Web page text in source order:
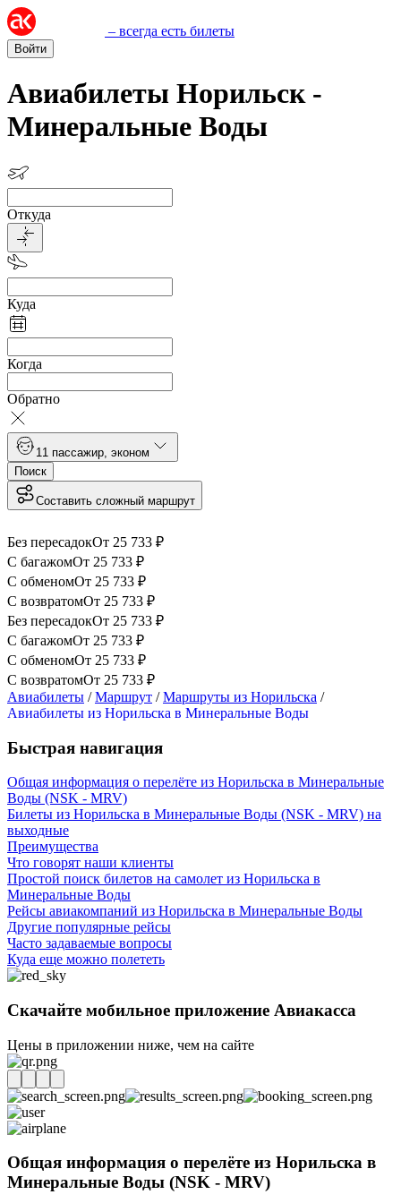
– всегда есть билеты
Войти
Авиабилеты Норильск -
Минеральные Воды
Откуда
Куда
Когда
Обратно
1 1 пассажир эконом
Поиск
Составить сложный маршрут
Без пересадокОт 25 733 ₽
С багажомОт 25 733 ₽
С обменомОт 25 733 ₽
С возвратомОт 25 733 ₽
Без пересадокОт 25 733 ₽
С багажомОт 25 733 ₽
С обменомОт 25 733 ₽
С возвратомОт 25 733 ₽
Авиабилеты /Маршрут /Маршруты из Норильска /
Авиабилеты из Норильска в Минеральные Воды
Быстрая навигация
Общая информация о перелёте из Норильска в Минеральные
Воды (NSK - MRV)
Билеты из Норильска в Минеральные Воды (NSK - MRV) на
выходные
Преимущества
Что говорят наши клиенты
Простой поиск билетов на самолет из Норильска в
Минеральные Воды
Рейсы авиакомпаний из Норильска в Минеральные Воды
Другие популярные рейсы
Часто задаваемые вопросы
Куда еще можно полететь
Скачайте мобильное приложение Авиакасса
Цены в приложении ниже, чем на сайте
Общая информация о перелёте из Норильска в
Минеральные Воды (NSK - MRV)